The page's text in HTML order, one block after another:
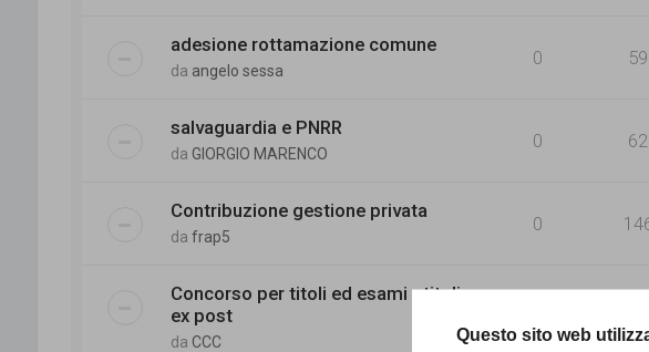
Questo sito web
adesione rottamazione comune
da angelo sessa
0
salvaguardia e PNRR
da GIORGIO MARENCO
0
Contribuzione gestione privata
da frap5
0
Concorso per titoli ed esami - titoli
ex post
da CCC